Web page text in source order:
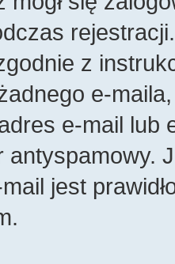
z
e-
e-mail lub
antyspamowy.
jest